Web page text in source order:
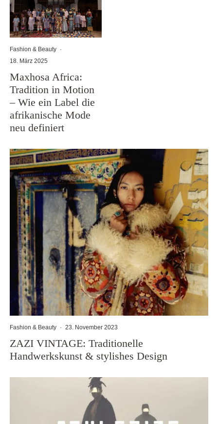
Fashion & Beauty ·
18. März 2025
Maxhosa Africa:
Tradition in Motion
– Wie ein Label die
afrikanische Mode
neu definiert
Fashion & Beauty · 23. November 2023
ZAZI VINTAGE: Traditionelle
Handwerkskunst & stylishes Design